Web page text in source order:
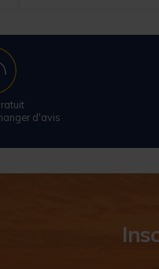
d'avis